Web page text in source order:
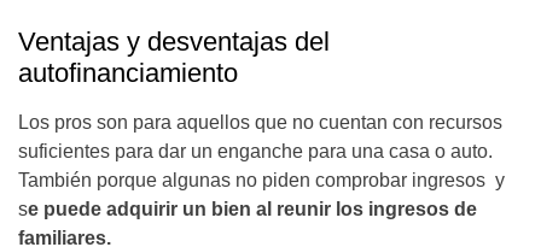
Ventajas y desventajas del
autofinanciamiento
Los pros son para aquellos que no cuentan con recursos
suficientes para dar un enganche para una casa o auto.
También porque algunas no piden comprobar ingresos y
se puede adquirir un bien al reunir los ingresos de
familiares.